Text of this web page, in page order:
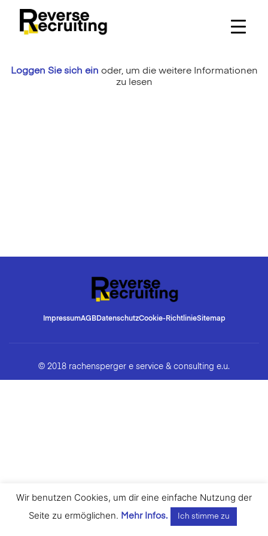
content
Loggen Sie sich ein oder, um die weitere Informationen
zu lesen
ImpressumAGBDatenschutzCookie-RichtlinieSitemap
© 2018 rachensperger e service & consulting e.u.
Wir benutzen Cookies, um dir eine einfache Nutzung der
Seite zu ermöglichen. Mehr Infos. Ich stimme zu